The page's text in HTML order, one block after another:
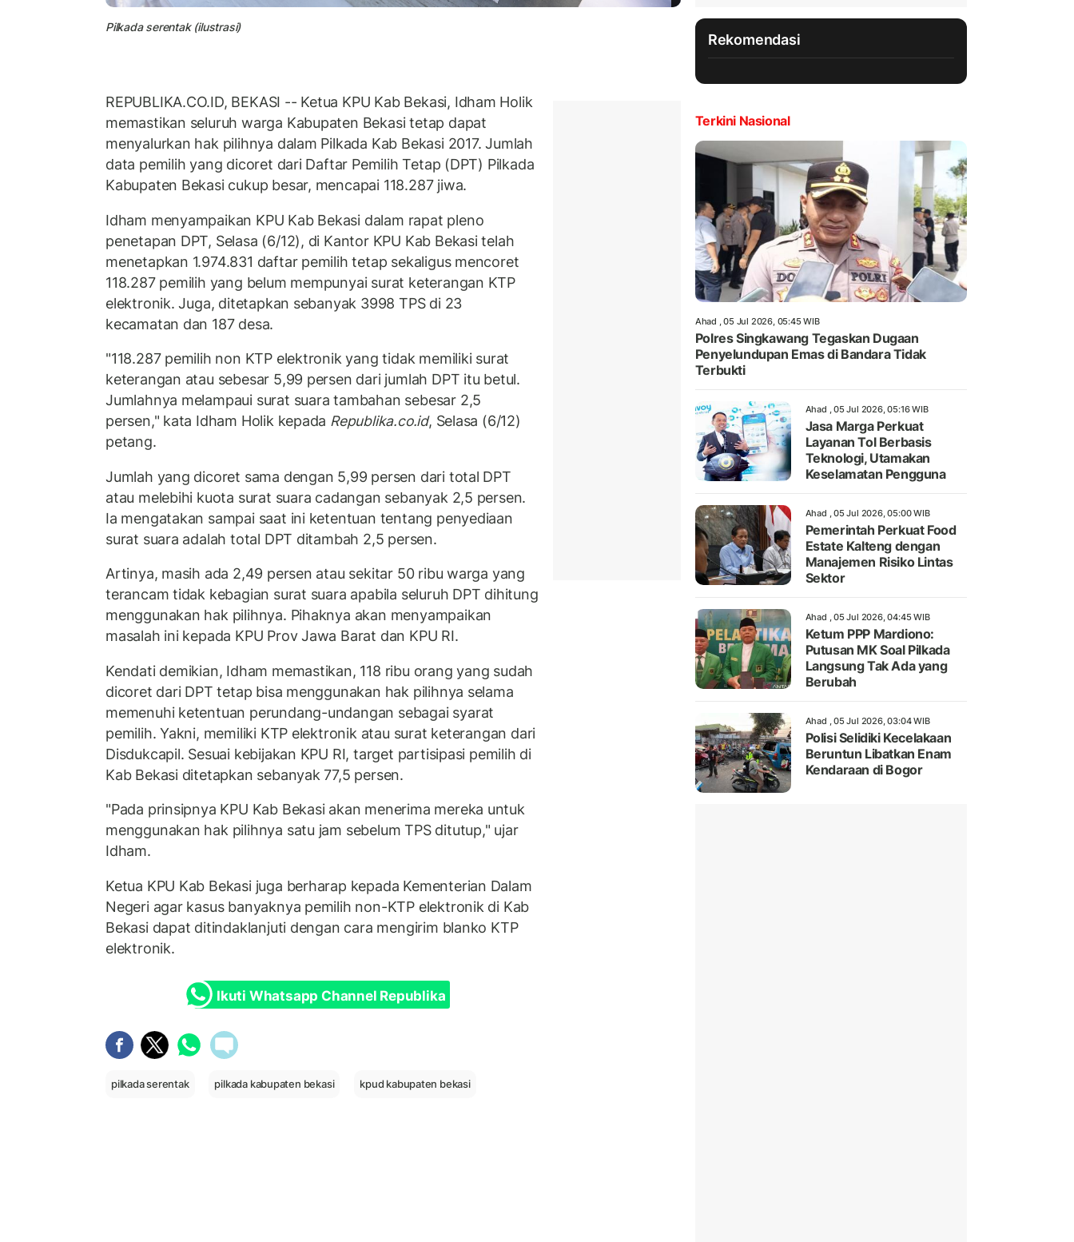
Pilkada serentak (ilustrasi)
REPUBLIKA.CO.ID, BEKASI -- Ketua KPU Kab Bekasi, Idham Holik
memastikan seluruh warga Kabupaten Bekasi tetap dapat
menyalurkan hak pilihnya dalam Pilkada Kab Bekasi 2017. Jumlah
data pemilih yang dicoret dari Daftar Pemilih Tetap (DPT) Pilkada
Kabupaten Bekasi cukup besar, mencapai 118.287 jiwa.
Idham menyampaikan KPU Kab Bekasi dalam rapat pleno
penetapan DPT, Selasa (6/12), di Kantor KPU Kab Bekasi telah
menetapkan 1.974.831 daftar pemilih tetap sekaligus mencoret
118.287 pemilih yang belum mempunyai surat keterangan KTP
elektronik. Juga, ditetapkan sebanyak 3998 TPS di 23
kecamatan dan 187 desa.
"118.287 pemilih non KTP elektronik yang tidak memiliki surat
keterangan atau sebesar 5,99 persen dari jumlah DPT itu betul.
Jumlahnya melampaui surat suara tambahan sebesar 2,5
persen," kata Idham Holik kepada Republika.co.id, Selasa (6/12)
petang.
Jumlah yang dicoret sama dengan 5,99 persen dari total DPT
atau melebihi kuota surat suara cadangan sebanyak 2,5 persen.
Ia mengatakan sampai saat ini ketentuan tentang penyediaan
surat suara adalah total DPT ditambah 2,5 persen.
Artinya, masih ada 2,49 persen atau sekitar 50 ribu warga yang
terancam tidak kebagian surat suara apabila seluruh DPT dihitung
menggunakan hak pilihnya. Pihaknya akan menyampaikan
masalah ini kepada KPU Prov Jawa Barat dan KPU RI.
Kendati demikian, Idham memastikan, 118 ribu orang yang sudah
dicoret dari DPT tetap bisa menggunakan hak pilihnya selama
memenuhi ketentuan perundang-undangan sebagai syarat
pemilih. Yakni, memiliki KTP elektronik atau surat keterangan dari
Disdukcapil. Sesuai kebijakan KPU RI, target partisipasi pemilih di
Kab Bekasi ditetapkan sebanyak 77,5 persen.
"Pada prinsipnya KPU Kab Bekasi akan menerima mereka untuk
menggunakan hak pilihnya satu jam sebelum TPS ditutup," ujar
Idham.
Ketua KPU Kab Bekasi juga berharap kepada Kementerian Dalam
Negeri agar kasus banyaknya pemilih non-KTP elektronik di Kab
Bekasi dapat ditindaklanjuti dengan cara mengirim blanko KTP
elektronik.
Ikuti Whatsapp Channel Republika
pilkada serentak pilkada kabupaten bekasi kpud kabupaten bekasi
Rekomendasi
Terkini Nasional
Ahad , 05 Jul 2026, 05:45 WIB
Polres Singkawang Tegaskan Dugaan
Penyelundupan Emas di Bandara Tidak
Terbukti
Ahad , 05 Jul 2026, 05:16 WIB
Jasa Marga Perkuat
Layanan Tol Berbasis
Teknologi, Utamakan
Keselamatan Pengguna
Ahad , 05 Jul 2026, 05:00 WIB
Pemerintah Perkuat Food
Estate Kalteng dengan
Manajemen Risiko Lintas
Sektor
Ahad , 05 Jul 2026, 04:45 WIB
Ketum PPP Mardiono:
Putusan MK Soal Pilkada
Langsung Tak Ada yang
Berubah
Ahad , 05 Jul 2026, 03:04 WIB
Polisi Selidiki Kecelakaan
Beruntun Libatkan Enam
Kendaraan di Bogor